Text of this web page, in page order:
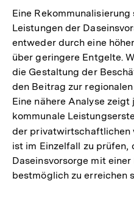
Eine
Leistungen der
entweder durch eine
über geringere Entgelte.
die Gestaltung der
den Beitrag zur
Eine nähere Analyse zeigt
kommunale
der privatwirtschaftlichen
ist im Einzelfall zu prüfen,
Daseinsvorsorge mit
bestmöglich zu erreichen